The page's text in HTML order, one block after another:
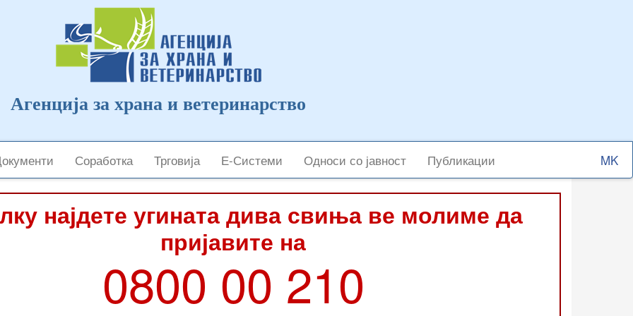
Агенција за храна и ветеринарство
Соработка Трговија Е-Системи Односи со јавност Публикации
Select
your
најдете угината дива свиња ве молиме да
пријавите на
0800 00 210